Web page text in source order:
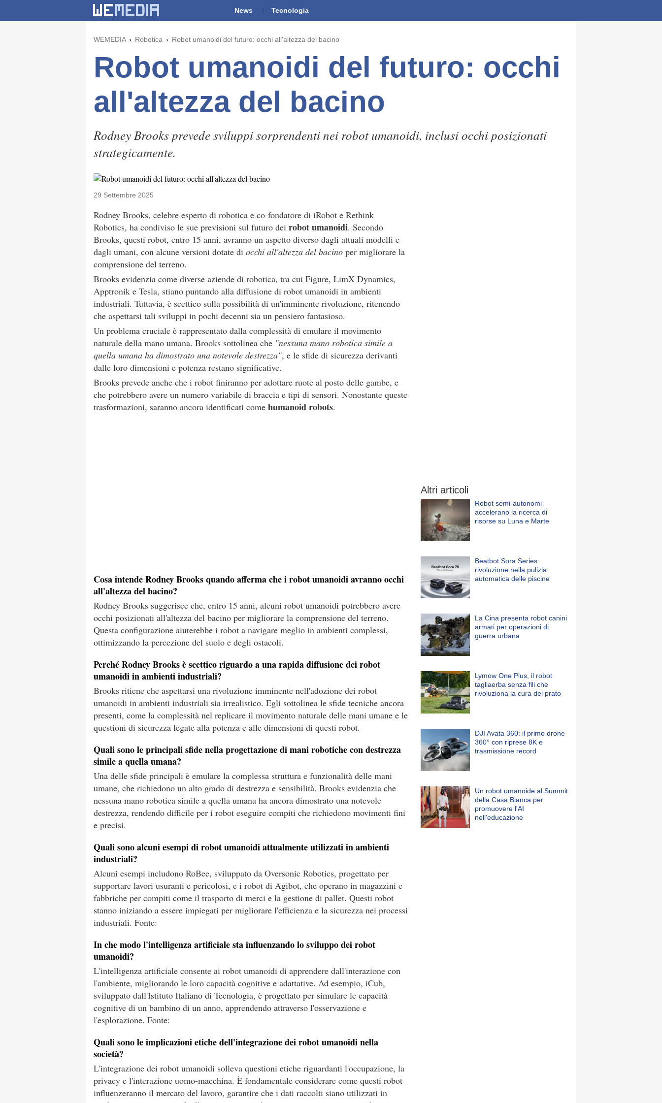
News Tecnologia
WEMEDIA Robotica Robot umanoidi del futuro: occhi all'altezza del bacino
Robot umanoidi del futuro: occhi
all'altezza del bacino
Rodney Brooks prevede sviluppi sorprendenti nei robot umanoidi, inclusi occhi posizionati
strategicamente.
29 Settembre 2025
Rodney Brooks, celebre esperto di robotica e co-fondatore di iRobot e Rethink
Robotics, ha condiviso le sue previsioni sul futuro dei robot umanoidi. Secondo
Brooks, questi robot, entro 15 anni, avranno un aspetto diverso dagli attuali modelli e
dagli umani, con alcune versioni dotate di occhi all'altezza del bacino per migliorare la
comprensione del terreno.
Brooks evidenzia come diverse aziende di robotica, tra cui Figure, LimX Dynamics,
Apptronik e Tesla, stiano puntando alla diffusione di robot umanoidi in ambienti
industriali. Tuttavia, è scettico sulla possibilità di un'imminente rivoluzione, ritenendo
che aspettarsi tali sviluppi in pochi decenni sia un pensiero fantasioso.
Un problema cruciale è rappresentato dalla complessità di emulare il movimento
naturale della mano umana. Brooks sottolinea che "nessuna mano robotica simile a
quella umana ha dimostrato una notevole destrezza", e le sfide di sicurezza derivanti
dalle loro dimensioni e potenza restano significative.
Brooks prevede anche che i robot finiranno per adottare ruote al posto delle gambe, e
che potrebbero avere un numero variabile di braccia e tipi di sensori. Nonostante queste
trasformazioni, saranno ancora identificati come humanoid robots.
Cosa intende Rodney Brooks quando afferma che i robot umanoidi avranno occhi
all'altezza del bacino?
Rodney Brooks suggerisce che, entro 15 anni, alcuni robot umanoidi potrebbero avere
occhi posizionati all'altezza del bacino per migliorare la comprensione del terreno.
Questa configurazione aiuterebbe i robot a navigare meglio in ambienti complessi,
ottimizzando la percezione del suolo e degli ostacoli.
Perché Rodney Brooks è scettico riguardo a una rapida diffusione dei robot
umanoidi in ambienti industriali?
Brooks ritiene che aspettarsi una rivoluzione imminente nell'adozione dei robot
umanoidi in ambienti industriali sia irrealistico. Egli sottolinea le sfide tecniche ancora
presenti, come la complessità nel replicare il movimento naturale delle mani umane e le
questioni di sicurezza legate alla potenza e alle dimensioni di questi robot.
Quali sono le principali sfide nella progettazione di mani robotiche con destrezza
simile a quella umana?
Una delle sfide principali è emulare la complessa struttura e funzionalità delle mani
umane, che richiedono un alto grado di destrezza e sensibilità. Brooks evidenzia che
nessuna mano robotica simile a quella umana ha ancora dimostrato una notevole
destrezza, rendendo difficile per i robot eseguire compiti che richiedono movimenti fini
e precisi.
Quali sono alcuni esempi di robot umanoidi attualmente utilizzati in ambienti
industriali?
Alcuni esempi includono RoBee, sviluppato da Oversonic Robotics, progettato per
supportare lavori usuranti e pericolosi, e i robot di Agibot, che operano in magazzini e
fabbriche per compiti come il trasporto di merci e la gestione di pallet. Questi robot
stanno iniziando a essere impiegati per migliorare l'efficienza e la sicurezza nei processi
industriali. Fonte:
In che modo l'intelligenza artificiale sta influenzando lo sviluppo dei robot
umanoidi?
L'intelligenza artificiale consente ai robot umanoidi di apprendere dall'interazione con
l'ambiente, migliorando le loro capacità cognitive e adattative. Ad esempio, iCub,
sviluppato dall'Istituto Italiano di Tecnologia, è progettato per simulare le capacità
cognitive di un bambino di un anno, apprendendo attraverso l'osservazione e
l'esplorazione. Fonte:
Quali sono le implicazioni etiche dell'integrazione dei robot umanoidi nella
società?
L'integrazione dei robot umanoidi solleva questioni etiche riguardanti l'occupazione, la
privacy e l'interazione uomo-macchina. È fondamentale considerare come questi robot
influenzeranno il mercato del lavoro, garantire che i dati raccolti siano utilizzati in
Altri articoli
Robot semi-autonomi
accelerano la ricerca di
risorse su Luna e Marte
Beatbot Sora Series:
rivoluzione nella pulizia
automatica delle piscine
La Cina presenta robot canini
armati per operazioni di
guerra urbana
Lymow One Plus, il robot
tagliaerba senza fili che
rivoluziona la cura del prato
DJI Avata 360: il primo drone
360° con riprese 8K e
trasmissione record
Un robot umanoide al Summit
della Casa Bianca per
promuovere l'AI
nell'educazione